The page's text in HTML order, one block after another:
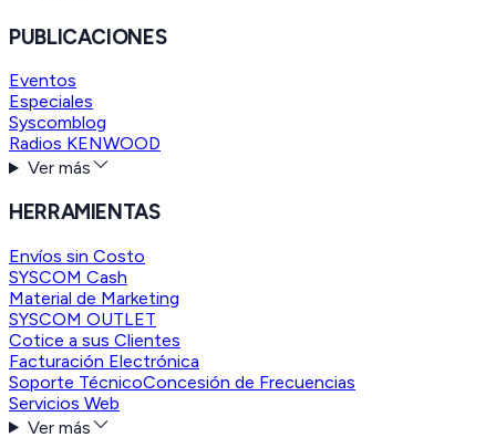
PUBLICACIONES
Eventos
Especiales
Syscomblog
Radios KENWOOD
Ver más
HERRAMIENTAS
Envíos sin Costo
SYSCOM Cash
Material de Marketing
SYSCOM OUTLET
Cotice a sus Clientes
Facturación Electrónica
Soporte TécnicoConcesión de Frecuencias
Servicios Web
Ver más